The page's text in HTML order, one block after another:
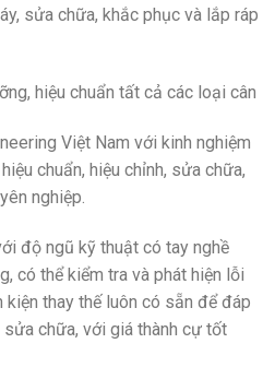
sửa chữa, khắc phục và lắp ráp
hiệu chuẩn tất cả các loại cân
Việt Nam với kinh nghiệm
chuẩn, hiệu chỉnh, sửa chữa,
nghiệp.
độ ngũ kỹ thuật có tay nghề
có thể kiểm tra và phát hiện lỗi
kiện thay thế luôn có sẵn để đáp
chữa, với giá thành cự tốt